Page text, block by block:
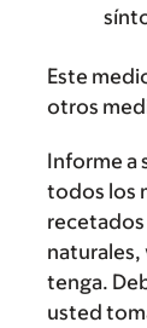
Este
otros
Informe a
todos los
naturales,
tenga.
usted